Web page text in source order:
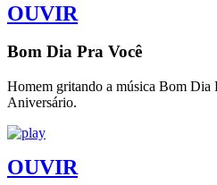
OUVIR
Bom Dia Pra Você
Homem gritando a música Bom Dia
Aniversário.
OUVIR